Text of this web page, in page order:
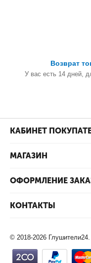
Возврат
У вас есть 14 дней,
КАБИНЕТ
МАГАЗИН
ОФОРМЛЕНИЕ
КОНТАКТЫ
© 2018-2026 Глушители24.